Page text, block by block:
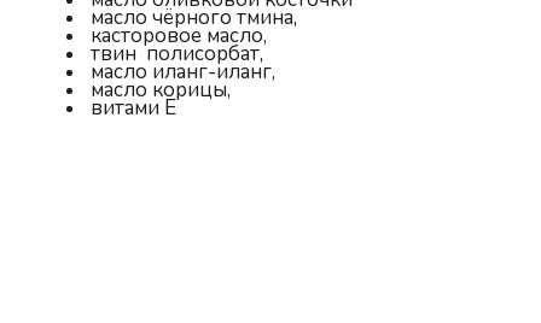
масло чёрного тмина,
касторовое масло,
твин  полисорбат,
масло иланг-иланг,
масло корицы,
витами Е